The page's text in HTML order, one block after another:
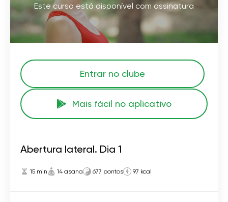
Este curso está disponível com assinatura
Entrar no clube
Mais fácil no aplicativo
Abertura lateral. Dia 1
15 min 14 asana 677 pontos 97 kcal